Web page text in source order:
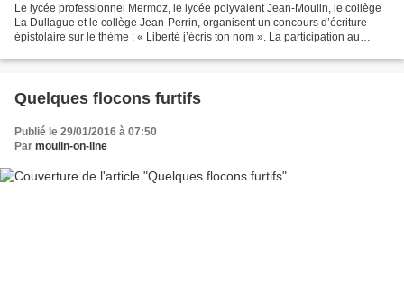
Le lycée professionnel Mermoz, le lycée polyvalent Jean-Moulin, le collège
La Dullague et le collège Jean-Perrin, organisent un concours d’écriture
épistolaire sur le thème : « Liberté j’écris ton nom ». La participation au
Quelques flocons furtifs
Publié le 29/01/2016 à 07:50
Par moulin-on-line